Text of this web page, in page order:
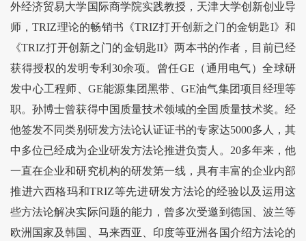
外经济贸易大学国际商学院实践教授，天津大学创新创业导
师，TRIZ理论的畅销书《TRIZ打开创新之门的金钥匙I》和
《TRIZ打开创新之门的金钥匙II》两本书的作者，目前已经
获得授权的发明专利30余项。曾任GE（通用电气）全球研
发中心工程师、GE能源集团黑带、GE油气集团项目经理等
职。孙博士曾获得中国质量技术领域的全国质量技术奖。经
他签发不同类别研发方法论认证证书的专家达5000多人，其
中多位已经成为企业研发方法论推进负责人。20多年来，他
一直在企业和研究机构的研发第一线，具有丰富的企业内部
推进六西格玛和TRIZ等先进研发方法论的经验以及运用这
些方法论解决实际问题的能力，曾多次受邀到德国、波兰等
欧洲国家及韩国、马来西亚、印度等亚洲各国介绍方法论的